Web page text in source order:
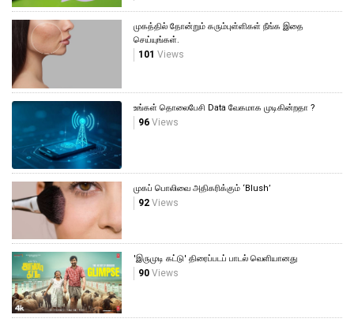
முகத்தில் தோன்றும் கரும்புள்ளிகள் நீங்க இதை
செய்யுங்கள்.
101 Views
உங்கள் தொலைபேசி Data வேகமாக முடிகின்றதா ?
96 Views
முகப் பொலிவை அதிகரிக்கும் ‘Blush’
92 Views
'இருமுடி கட்டு' திரைப்படப் பாடல் வெளியானது
90 Views